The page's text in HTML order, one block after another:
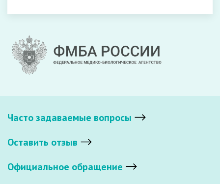
Часто задаваемые вопросы
Оставить отзыв
Официальное обращение